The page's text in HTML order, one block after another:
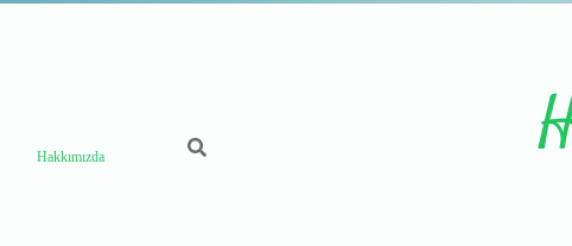
Hakkımızda